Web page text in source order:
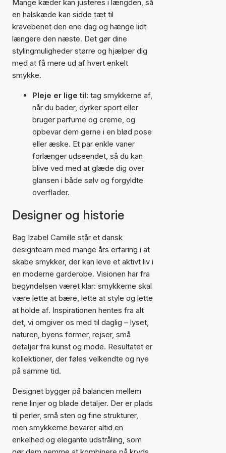
Mange kæder kan justeres i længden, så
en halskæde kan sidde tæt til
kravebenet den ene dag og hænge lidt
længere den næste. Det gør dine
stylingmuligheder større og hjælper dig
med at få mere ud af hvert enkelt
smykke.
Pleje er lige til: tag smykkerne af,
når du bader, dyrker sport eller
bruger parfume og creme, og
opbevar dem gerne i en blød pose
eller æske. Et par enkle vaner
forlænger udseendet, så du kan
blive ved med at glæde dig over
glansen i både sølv og forgyldte
overflader.
Designer og historie
Bag Izabel Camille står et dansk
designteam med mange års erfaring i at
skabe smykker, der kan leve et aktivt liv i
en moderne garderobe. Visionen har fra
begyndelsen været klar: smykkerne skal
være lette at bære, lette at style og lette
at holde af. Inspirationen hentes fra alt
det, vi omgiver os med til daglig – lyset,
naturen, byens former, rejser, små
detaljer fra kunst og mode. Resultatet er
kollektioner, der føles velkendte og nye
på samme tid.
Designet bygger på balancen mellem
rene linjer og bløde detaljer. Der er plads
til perler, små sten og fine strukturer,
men smykkerne bevarer altid en
enkelhed og elegante udstråling, som